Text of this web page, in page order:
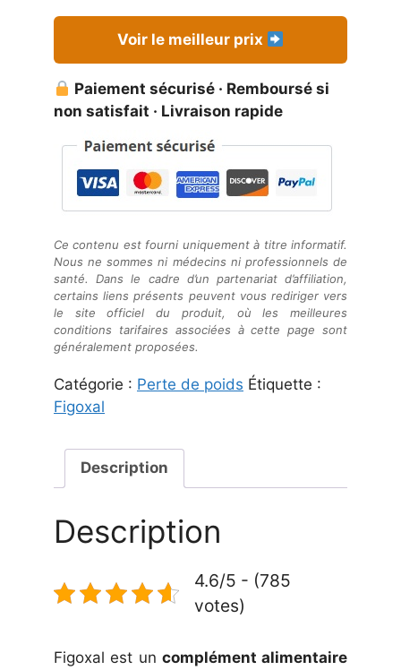
Voir le meilleur prix
Paiement sécurisé · Remboursé si
non satisfait · Livraison rapide
Ce contenu est fourni uniquement à titre informatif.
Nous ne sommes ni médecins ni professionnels de
santé. Dans le cadre d’un partenariat d’affiliation,
certains liens présents peuvent vous rediriger vers
le site officiel du produit, où les meilleures
conditions tarifaires associées à cette page sont
généralement proposées.
Catégorie : Perte de poids Étiquette :
Figoxal
Description
Description
4.6/5 - (785
votes)
Figoxal est un complément alimentaire